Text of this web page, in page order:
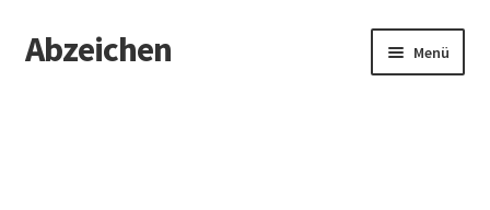
Zur
Navigation
Zum
Inhalt
Abzeichen Menü